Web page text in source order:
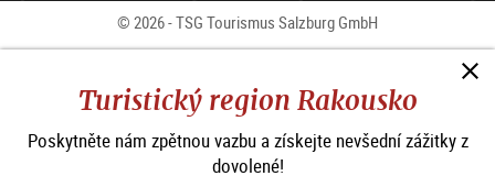
Turistický region Rakousko
Poskytněte nám zpětnou vazbu a získejte nevšední zážitky z
dovolené!
© 2026 - TSG Tourismus Salzburg GmbH
Impressum
V.o.p.
Prohlášení o přístupnosti